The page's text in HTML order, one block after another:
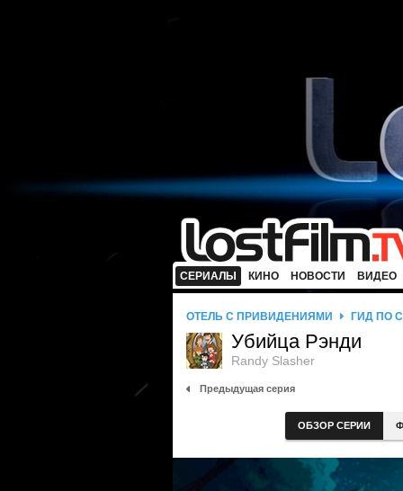
СЕРИАЛЫ КИНО НОВОСТИ ВИДЕО
ОТЕЛЬ С ПРИВИДЕНИЯМИ ГИД ПО
Убийца Рэнди
Randy Slasher
Предыдущая серия
ОБЗОР СЕРИИ